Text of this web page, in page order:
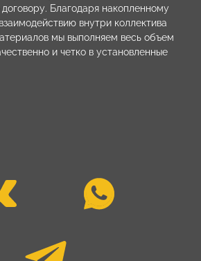
Благодаря накопленному
внутри коллектива
мы выполняем весь объем
и четко в установленные